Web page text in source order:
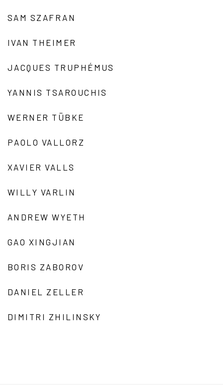
SAM SZAFRAN
IVAN THEIMER
JACQUES TRUPHÉMUS
YANNIS TSAROUCHIS
WERNER TÜBKE
PAOLO VALLORZ
XAVIER VALLS
WILLY VARLIN
ANDREW WYETH
GAO XINGJIAN
BORIS ZABOROV
DANIEL ZELLER
DIMITRI ZHILINSKY